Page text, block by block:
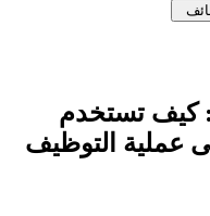
كيف تستخدم
عملية التوظيف